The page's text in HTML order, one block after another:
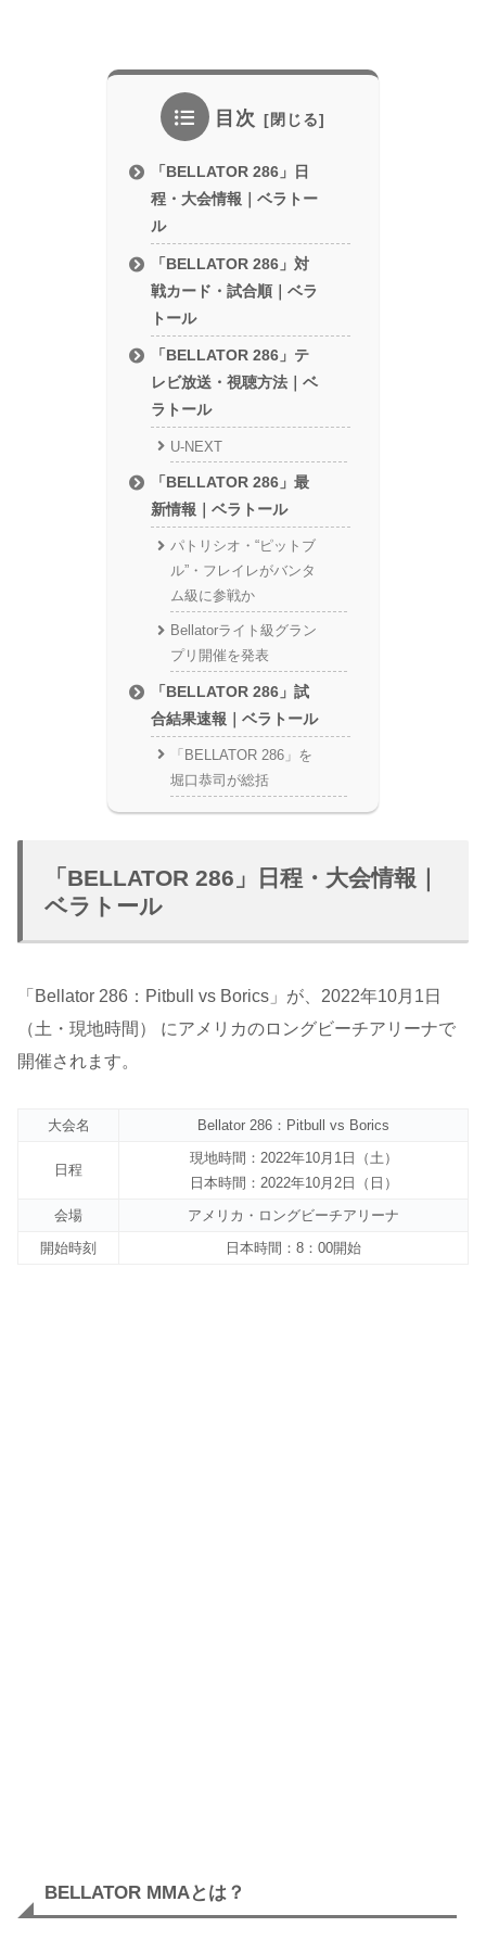
目次
「BELLATOR 286」日
程・大会情報｜ベラトー
ル
「BELLATOR 286」対
戦カード・試合順｜ベラ
トール
「BELLATOR 286」テ
レビ放送・視聴方法｜ベ
ラトール
U-NEXT
「BELLATOR 286」最
新情報｜ベラトール
パトリシオ・“ピットブ
ル”・フレイレがバンタ
ム級に参戦か
Bellatorライト級グラン
プリ開催を発表
「BELLATOR 286」試
合結果速報｜ベラトール
「BELLATOR 286」を
堀口恭司が総括
「BELLATOR 286」日程・大会情報｜
ベラトール
「Bellator 286：Pitbull vs Borics」が、2022年10月1日
（土・現地時間） にアメリカのロングビーチアリーナで
開催されます。
大会名 Bellator 286：Pitbull vs Borics
日程
現地時間：2022年10月1日（土）
日本時間：2022年10月2日（日）
会場
アメリカ・ロングビーチアリーナ
開始時刻
日本時間：8：00開始
BELLATOR MMAとは？